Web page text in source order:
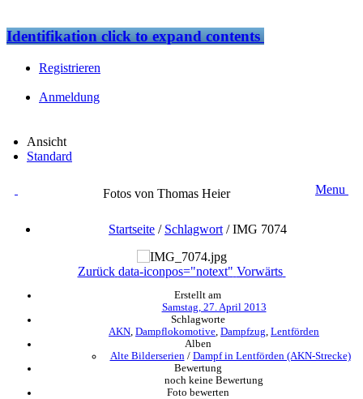
Identifikationclick to expand contents
Registrieren
Anmeldung
Ansicht
Standard
Fotos von Thomas Heier Menu
Startseite / Schlagwort /IMG 7074
Zurück data-iconpos="notext" Vorwärts
Erstellt am
Samstag, 27. April 2013
Schlagworte
AKN Dampflokomotive Dampfzug Lentförden
Alben
Alte Bilderserien / Dampf in Lentförden (AKN-Strecke)
Bewertung
noch keine Bewertung
Foto bewerten